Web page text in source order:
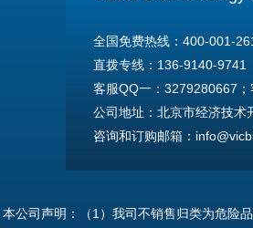
全国免费热线：400-001-
直拨专线：136-9140-9741
客服QQ一：3279280667
公司地址：北京市经济技术
咨询和订购邮箱：
Tel: +86-13691409741
本公司声明：（1）我司不销售归类为危险